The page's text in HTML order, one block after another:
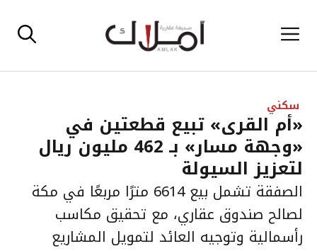
إلى القائمة
سكني
«أم القرى» تبيع قطعتين في
«وجهة مسار» بـ 462 مليون ريال
لتعزيز السيولة
الصفقة تشمل بيع 6614 مترًا مربعًا في مكة
لصالح صندوق عقاري، مع تحقيق مكاسب
رأسمالية وتوجيه العائد لتمويل المشاريع